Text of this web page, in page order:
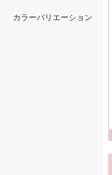
カラーバリエーション